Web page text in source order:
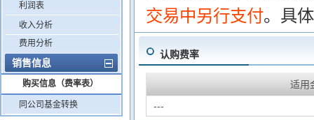
利润表
收入分析
费用分析
销售信息
购买信息（费率表）
同公司基金转换
交易中另行支付。具
认购费率
适用
---